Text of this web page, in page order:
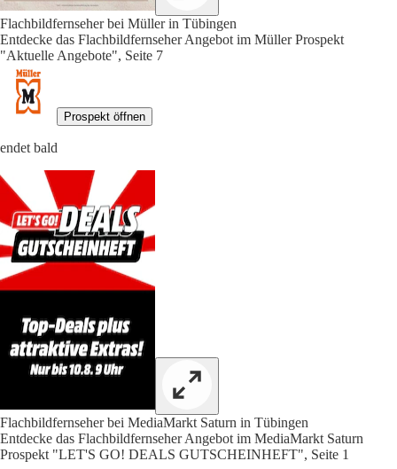
Flachbildfernseher bei Müller in Tübingen
Entdecke das Flachbildfernseher Angebot im Müller Prospekt
"Aktuelle Angebote", Seite 7
Prospekt öffnen
endet bald
Flachbildfernseher bei MediaMarkt Saturn in Tübingen
Entdecke das Flachbildfernseher Angebot im MediaMarkt Saturn
Prospekt "LET'S GO! DEALS GUTSCHEINHEFT", Seite 1